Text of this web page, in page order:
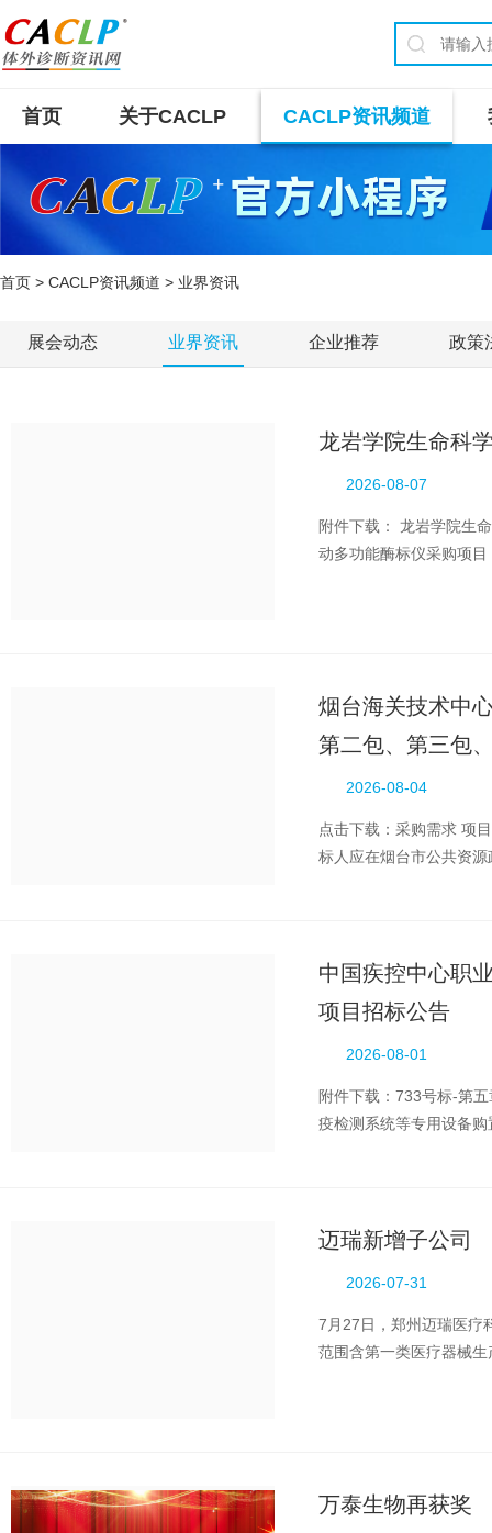
首页 关于CACLP CACLP资讯频道
首页 > CACLP资讯频道 > 业界资讯
展会动态 业界资讯 企业推荐 政策
龙岩学院生命科
2026-08-07
附件下载： 龙岩学院生
动多功能酶标仪采购项
烟台海关技术中
第二包、第三包
2026-08-04
点击下载：采购需求 项
标人应在烟台市公共资
中国疾控中心职
项目招标公告
2026-08-01
附件下载：733号标-第
疫检测系统等专用设备
迈瑞新增子公司
2026-07-31
7月27日，郑州迈瑞医疗
范围含第一类医疗器械
万泰生物再获奖